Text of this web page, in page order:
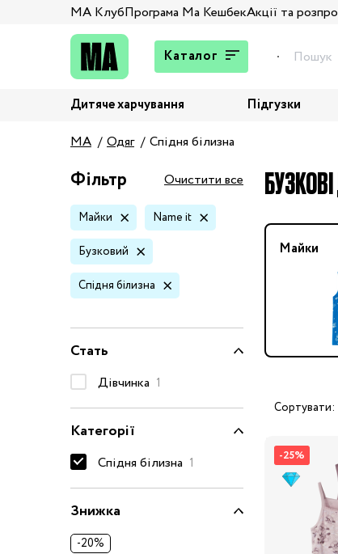
МА КлубПрограма Ма КешбекАкції та
Каталог
Одяг
Штани та джинси
Верхній одяг
Жакети та піджаки
Кардигани та світшоти
Колготи та шкарпетки
Комбінезони,
комплекти, боді
Спідня білизна
Пелюшки
Піжами та халати
Сукні та спідниці
Термобілизна
Рушники та накидки
Дитяче харчування Підгузки
MA
Одяг Спідня білизна
Фільтр Очистити все
Майки Name it
Бузковий
Спідня білизна
Стать
Дівчинка 1
Категорії
Спідня білизна 1
Знижка
-20%
Майки
Сортувати:
-25%